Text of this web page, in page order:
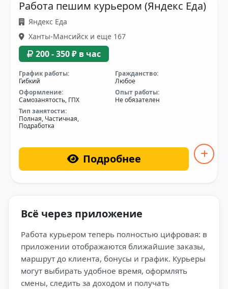
Работа пешим курьером (Яндекс Еда)
Яндекс Еда
Ханты-Мансийск и еще 167
200 - 350 ₽ в час
График работы:
Гибкий
Гражданство:
Любое
Оформление:
Самозанятость, ГПХ
Опыт работы:
Не обязателен
Тип занятости:
Полная, Частичная,
Подработка
Подробнее
Всё через приложение
Работа курьером теперь полностью цифровая: в
приложении отображаются ближайшие заказы,
маршрут до клиента, бонусы и график. Курьеры
могут выбирать удобное время, оформлять
смены, следить за доходом и получать